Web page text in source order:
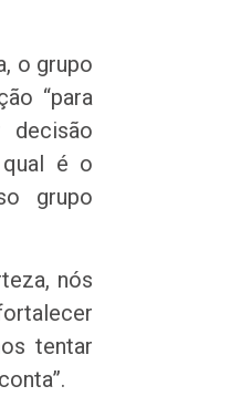
o grupo
“para
decisão
é o
grupo
nós
tentar